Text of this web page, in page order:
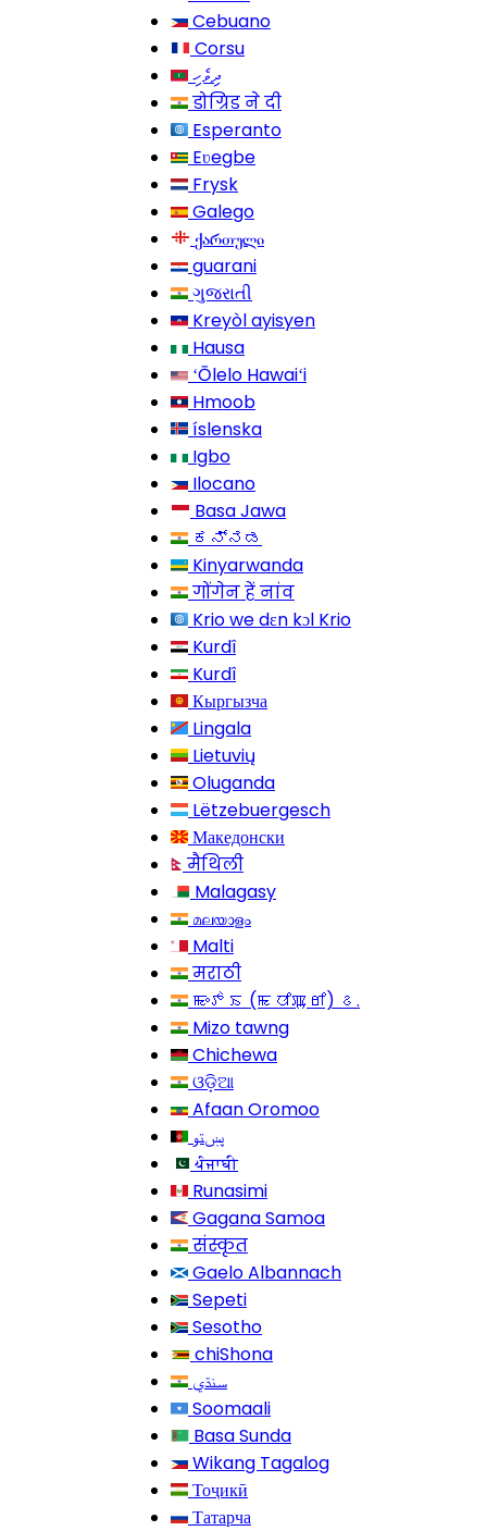
Cebuano
Corsu
ދިވެހި
डोग्रिड ने दी
Esperanto
Eʋegbe
Frysk
Galego
ქართული
guarani
ગુજરાતી
Kreyòl ayisyen
Hausa
ʻŌlelo Hawaiʻi
Hmoob
íslenska
Igbo
Ilocano
Basa Jawa
ಕನ್ನಡ
Kinyarwanda
गोंगेन हें नांव
Krio we dɛn kɔl Krio
Kurdî
Kurdî
Кыргызча
Lingala
Lietuvių
Oluganda
Lëtzebuergesch
Македонски
मैथिली
Malagasy
മലയാളം
Malti
मराठी
ꯃꯦꯇꯥꯏ (ꯃꯅꯤꯄꯨꯔꯤ) ꯴.
Mizo tawng
Chichewa
ଓଡ଼ିଆ
Afaan Oromoo
پښتو
ਪੰਜਾਬੀ
Runasimi
Gagana Samoa
संस्कृत
Gaelo Albannach
Sepeti
Sesotho
chiShona
سنڌي
Soomaali
Basa Sunda
Wikang Tagalog
Тоҷикӣ
Татарча